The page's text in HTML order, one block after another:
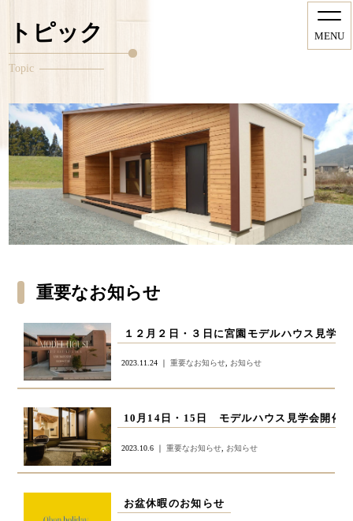
MENU
トピック
Topic
重要なお知らせ
2023.11.24 ｜ 重要なお知らせ, お知らせ
2023.10.6 ｜ 重要なお知らせ, お知らせ
お盆休暇のお知らせ